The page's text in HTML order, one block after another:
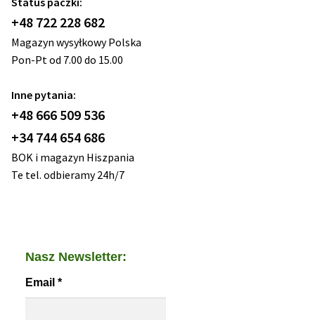
+48 722 228 682
Magazyn wysyłkowy Polska
Pon-Pt od 7.00 do 15.00
Inne pytania:
+48 666 509 536
+34 744 654 686
BOK i magazyn Hiszpania
Te tel. odbieramy 24h/7
Nasz Newsletter:
Email *